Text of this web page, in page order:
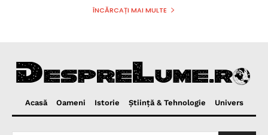
ÎNCĂRCAȚI MAI MULTE
Acasă Oameni Istorie Ştiinţă & Tehnologie Univers